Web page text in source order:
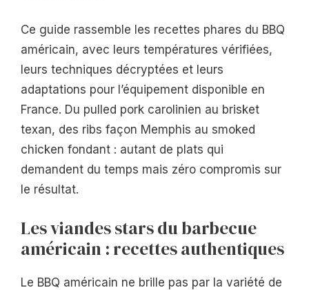
Ce guide rassemble les recettes phares du BBQ
américain, avec leurs températures vérifiées,
leurs techniques décryptées et leurs
adaptations pour l’équipement disponible en
France. Du pulled pork carolinien au brisket
texan, des ribs façon Memphis au smoked
chicken fondant : autant de plats qui
demandent du temps mais zéro compromis sur
le résultat.
Les viandes stars du barbecue
américain : recettes authentiques
Le BBQ américain ne brille pas par la variété de